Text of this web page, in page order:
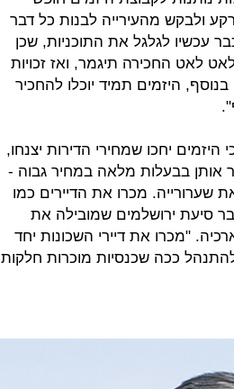
ולבקש מהעירייה לבנות כל דבר
עכשיו לגלגל את התוכניות, שכן
לאט החכירה תיגמר, ואז זכויות
היזמים תמיד יוכלו להחכיר
יחכו שמחירי הדירות יצנחו,
אותן בבעלות מלאה במחיר גבוה -
שיפעילו תוכניות בינוי ותמ"א 38. "זאת שערורייה. מכרו את הדיירים כמו
סיעת ירושלמים שמובילה את
"מכרו את דיירי השכונות יחד
ככה שכנסיות מוכרות חלקות